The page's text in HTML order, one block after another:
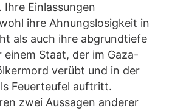
Ihre Einlassungen
ihre Ahnungslosigkeit in
als auch ihre abgrundtiefe
einem Staat, der im Gaza-
verübt und in der
Feuerteufel auftritt.
zwei Aussagen anderer